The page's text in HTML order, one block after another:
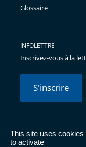
This site uses
to activate
Glossaire
INFOLETTRE
Inscrivez-vous à la
S'inscrire
© Conseil d'État 2026 -